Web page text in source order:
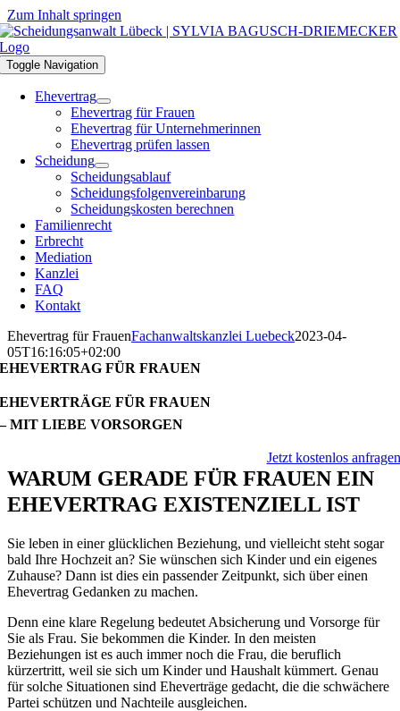
Zum Inhalt springen
Toggle Navigation
Ehevertrag
Ehevertrag für Frauen
Ehevertrag für Unternehmerinnen
Ehevertrag prüfen lassen
Scheidung
Scheidungsablauf
Scheidungsfolgenvereinbarung
Scheidungskosten berechnen
Familienrecht
Erbrecht
Mediation
Kanzlei
FAQ
Kontakt
Ehevertrag für FrauenFachanwaltskanzlei Luebeck2023-04-
05T16:16:05+02:00
EHEVERTRAG FÜR FRAUEN
EHEVERTRÄGE FÜR FRAUEN
– MIT LIEBE VORSORGEN
Jetzt kostenlos anfragen
WARUM GERADE FÜR FRAUEN EIN
EHEVERTRAG EXISTENZIELL IST
Sie leben in einer glücklichen Beziehung, und vielleicht steht sogar
bald Ihre Hochzeit an? Sie wünschen sich Kinder und ein eigenes
Zuhause? Dann ist dies ein passender Zeitpunkt, sich über einen
Ehevertrag Gedanken zu machen.
Denn eine klare Regelung bedeutet Absicherung und Vorsorge für
Sie als Frau. Sie bekommen die Kinder. In den meisten
Beziehungen ist es auch immer noch die Frau, die beruflich
kürzertritt, weil sie sich um Kinder und Haushalt kümmert. Genau
für solche Situationen sind Eheverträge gedacht, die die schwächere
Partei schützen und Nachteile ausgleichen.